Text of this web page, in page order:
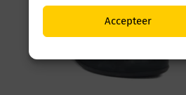
Accepteer